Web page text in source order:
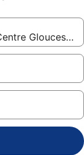
Gloucester